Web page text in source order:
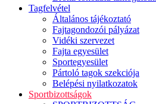
Tagfelvétel
Általános tájékoztató
Fajtagondozói pályázat
Vidéki szervezet
Fajta egyesület
Sportegyesület
Pártoló tagok szekciója
Belépési nyilatkozatok
Sportbizottságok